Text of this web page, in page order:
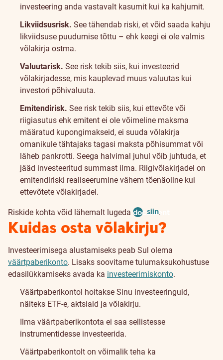
investeering anda vastavalt kasumit kui ka kahjumit.
Likviidsusrisk. See tähendab riski, et võid saada kahju
likviidsuse puudumise tõttu – ehk keegi ei ole valmis
võlakirja ostma.
Valuutarisk. See risk tekib siis, kui investeerid
võlakirjadesse, mis kauplevad muus valuutas kui
investori põhivaluuta.
Emitendirisk. See risk tekib siis, kui ettevõte või
riigiasutus ehk emitent ei ole võimeline maksma
määratud kupongimakseid, ei suuda võlakirja
omanikule tähtajaks tagasi maksta põhisummat või
läheb pankrotti. Seega halvimal juhul võib juhtuda, et
jääd investeeritud summast ilma. Riigivõlakirjadel on
emitendiriski realiseerumine vähem tõenäoline kui
ettevõtete võlakirjadel.
Riskide kohta võid lähemalt lugeda document
siin.
Kuidas osta võlakirju?
Investeerimisega alustamiseks peab Sul olema
väärtpaberikonto. Lisaks soovitame tulumaksukohustuse
edasilükkamiseks avada ka investeerimiskonto.
Väärtpaberikontol hoitakse Sinu investeeringuid,
näiteks ETF-e, aktsiaid ja võlakirju.
Ilma väärtpaberikontota ei saa sellistesse
instrumentidesse investeerida.
Väärtpaberikontolt on võimalik teha ka